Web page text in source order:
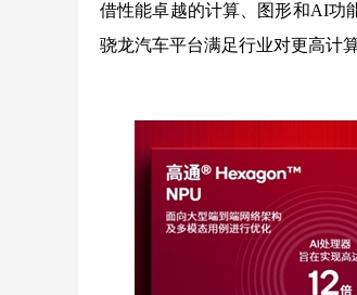
借性能卓越的计算、图形和AI功
骁龙汽车平台满足行业对更高计